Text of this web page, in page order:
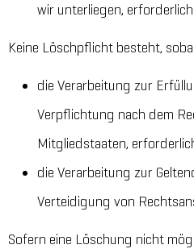
wir unterliegen,
Keine Löschpflicht besteht,
die Verarbeitung zur
Verpflichtung nach dem
Mitgliedstaaten,
die Verarbeitung zur
Verteidigung von
Sofern eine Löschung nicht